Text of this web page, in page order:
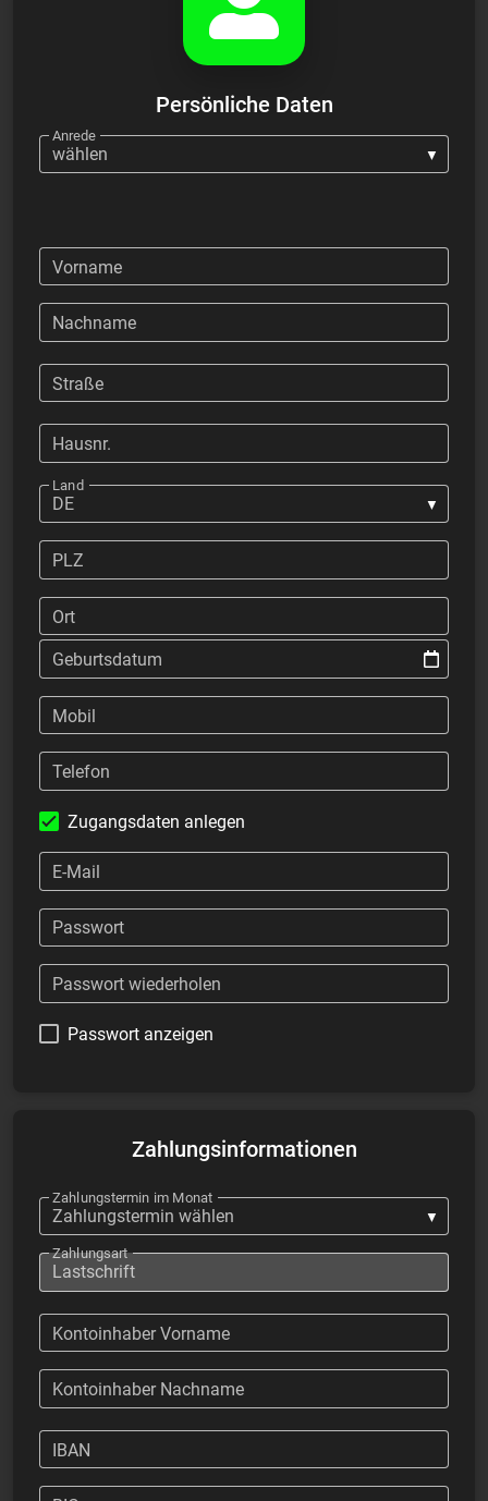
Persönliche Daten
Anrede
Vorname
Nachname
Straße
Hausnr.
Land
PLZ
Ort
Geburtsdatum
Mobil
Telefon
Zugangsdaten anlegen
E-Mail
Passwort
Passwort wiederholen
Passwort anzeigen
Zahlungsinformationen
Zahlungstermin im Monat
Zahlungsart
Kontoinhaber Vorname
Kontoinhaber Nachname
IBAN